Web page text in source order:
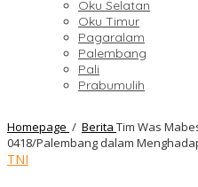
Oku Selatan
Oku Timur
Pagaralam
Palembang
Pali
Prabumulih
Homepage / Berita Tim Was
0418/Palembang dalam
TNI